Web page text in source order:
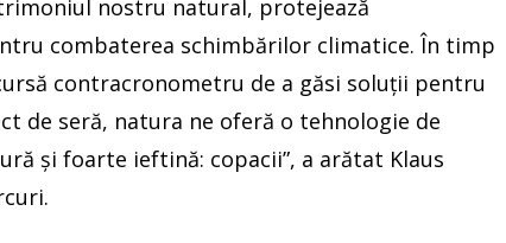
nostru natural, protejează
combaterea schimbărilor climatice. În timp
contracronometru de a găsi soluţii pentru
de seră, natura ne oferă o tehnologie de
şi foarte ieftină: copacii”, a arătat Klaus